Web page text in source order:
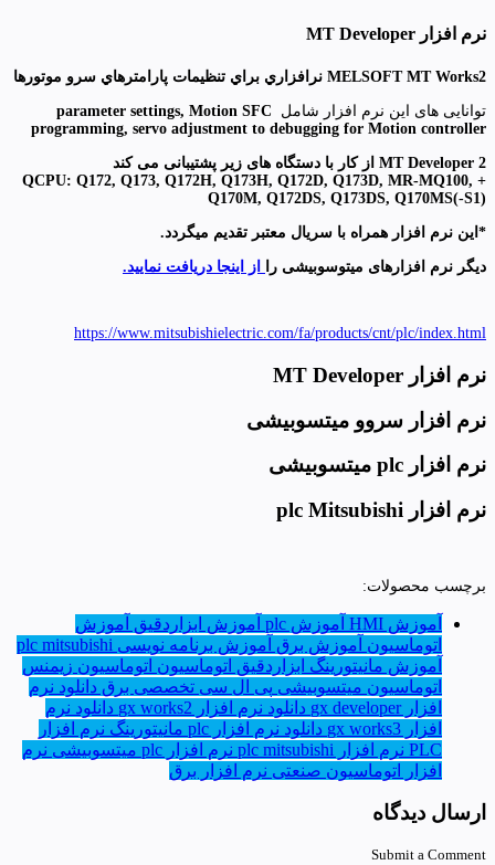
نرم افزار MT Developer
MELSOFT MT Works2 نرافزاري براي تنظيمات پارامترهاي سرو موتورها
توانایی های این نرم افزار شامل parameter settings, Motion SFC
programming, servo adjustment to debugging for Motion controller
MT Developer 2 از کار با دستگاه های زیر پشتیبانی می کند
+ QCPU: Q172, Q173, Q172H, Q173H, Q172D, Q173D, MR-MQ100,
Q170M, Q172DS, Q173DS, Q170MS(-S1)
*اين نرم افزار همراه با سريال معتبر تقديم ميگردد.
دیگر نرم افزارهای میتوسوبیشی را از اینجا دریافت نمایید.
https://www.mitsubishielectric.com/fa/products/cnt/plc/index.html
نرم افزار MT Developer
نرم افزار سروو میتسوبیشی
نرم افزار plc میتسوبیشی
نرم افزار plc Mitsubishi
برچسب محصولات:
آموزش HMI آموزش plc آموزش ابزاردقیق آموزش
اتوماسیون آموزش برق آموزش برنامه نویسی plc mitsubishi
آموزش مانیتورینگ ابزاردقیق اتوماسیون اتوماسیون زیمنس
اتوماسیون میتسوبیشی پی ال سی تخصصی برق دانلود نرم
افزار gx developer
دانلود نرم افزار gx works2
دانلود نرم
افزار gx works3
دانلود نرم افزار plc مانیتورینگ نرم افزار
PLC نرم افزار plc mitsubishi نرم افزار plc میتسوبیشی
نرم
افزار اتوماسیون صنعتی نرم افزار برق
ارسال دیدگاه
Submit a Comment